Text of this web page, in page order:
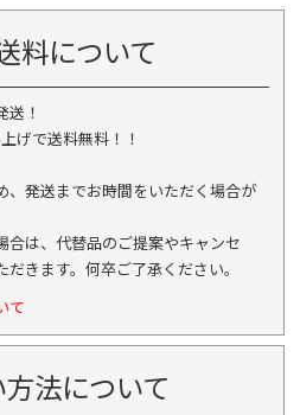
料について
送！
げで送料無料！！
発送までお時間をいただく場合が
合は、代替品のご提案やキャンセ
きます。何卒ご了承ください。
て
法について